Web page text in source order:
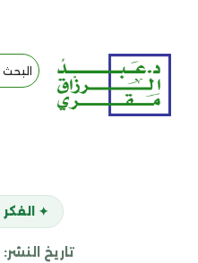
✦
تاريخ النشر: 24-08-2025